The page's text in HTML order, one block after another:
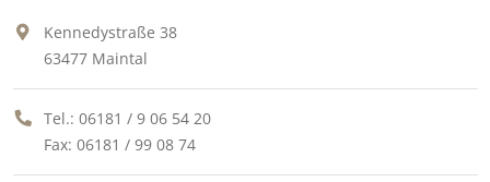
Kennedystraße 38
63477 Maintal
Tel.: 06181 / 9 06 54 20
Fax: 06181 / 99 08 74